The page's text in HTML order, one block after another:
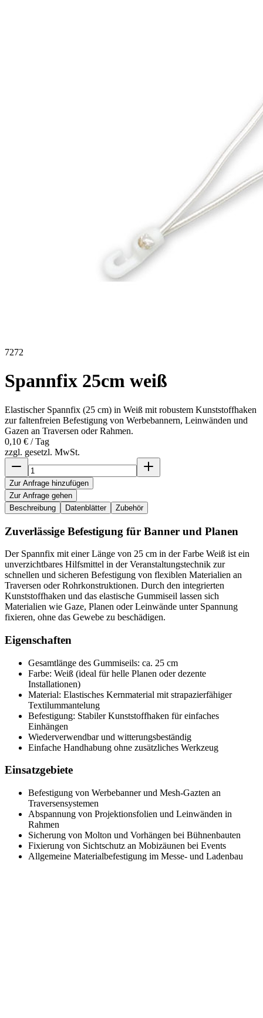
7272
Spannfix 25cm weiß
Elastischer Spannfix (25 cm) in Weiß mit robustem Kunststoffhaken
zur faltenfreien Befestigung von Werbebannern, Leinwänden und
Gazen an Traversen oder Rahmen.
0,10 € / Tag
zzgl. gesetzl. MwSt.
Zur Anfrage hinzufügen
Zur Anfrage gehen
Beschreibung
Datenblätter Zubehör
Zuverlässige Befestigung für Banner und Planen
Der Spannfix mit einer Länge von 25 cm in der Farbe Weiß ist ein
unverzichtbares Hilfsmittel in der Veranstaltungstechnik zur
schnellen und sicheren Befestigung von flexiblen Materialien an
Traversen oder Rohrkonstruktionen. Durch den integrierten
Kunststoffhaken und das elastische Gummiseil lassen sich
Materialien wie Gaze, Planen oder Leinwände unter Spannung
fixieren, ohne das Gewebe zu beschädigen.
Eigenschaften
Gesamtlänge des Gummiseils: ca. 25 cm
Farbe: Weiß (ideal für helle Planen oder dezente
Installationen)
Material: Elastisches Kernmaterial mit strapazierfähiger
Textilummantelung
Befestigung: Stabiler Kunststoffhaken für einfaches
Einhängen
Wiederverwendbar und witterungsbeständig
Einfache Handhabung ohne zusätzliches Werkzeug
Einsatzgebiete
Befestigung von Werbebanner und Mesh-Gazten an
Traversensystemen
Abspannung von Projektionsfolien und Leinwänden in
Rahmen
Sicherung von Molton und Vorhängen bei Bühnenbauten
Fixierung von Sichtschutz an Mobizäunen bei Events
Allgemeine Materialbefestigung im Messe- und Ladenbau